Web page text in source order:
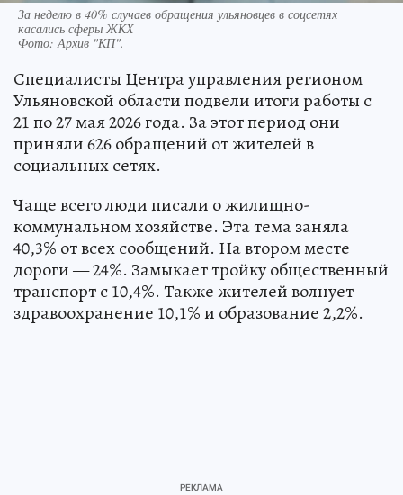
За неделю в 40% случаев обращения ульяновцев в соцсетях
касались сферы ЖКХ
Фото:Архив "КП".
Специалисты Центра управления регионом
Ульяновской области подвели итоги работы с
21 по 27 мая 2026 года. За этот период они
приняли 626 обращений от жителей в
социальных сетях.
Чаще всего люди писали о жилищно-
коммунальном хозяйстве. Эта тема заняла
40,3% от всех сообщений. На втором месте
дороги — 24%. Замыкает тройку общественный
транспорт с 10,4%. Также жителей волнует
здравоохранение 10,1% и образование 2,2%.